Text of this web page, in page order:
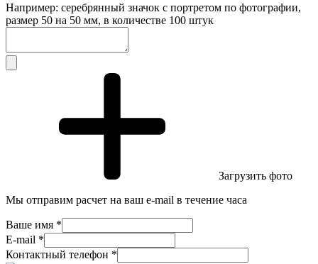
Например: серебрянный значок с портретом по фотографии,
размер 50 на 50 мм, в количестве 100 штук
Загрузить фото
Мы отправим расчет на ваш e-mail в течение часа
Ваше имя *
E-mail *
Контактный телефон *